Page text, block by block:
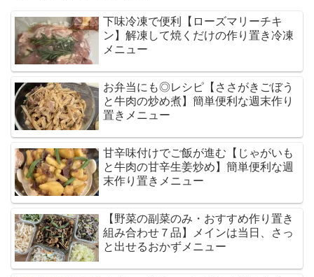
下味冷凍で便利【ローズマリーチキ
ン】解凍して焼くだけの作り置き冷凍
メニュー
お弁当にも◎レシピ【ささがきごぼう
と牛肉の炒め煮】簡単便利な週末作り
置きメニュー
甘辛味付けでご飯が進む【じゃがいも
と牛肉の甘辛生姜炒め】簡単便利な週
末作り置きメニュー
【野菜の副菜のみ・おすすめ作り置き
組み合わせ７品】メインは当日、さっ
と出せるおかずメニュー